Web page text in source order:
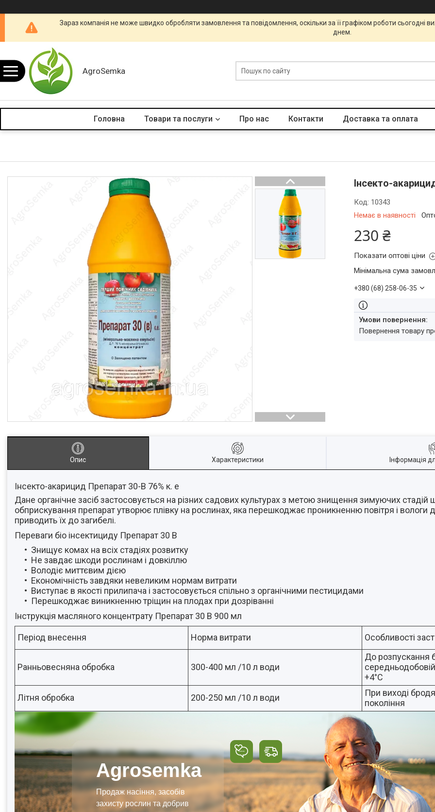
Зараз компанія не може швидко обробляти замовлення та повідомлення, оскільки за її графіком роботи
днем.
AgroSemka
Головна Товари та послуги Про нас Контакти Доставка та оплата
Інсекто-
Немає в наявності
Код: 10343
230 ₴
Показати оптові ціни
Мінімальна сума
+380 (68) 258-06-35
повернення товару
Опис Характеристики Інформація
Інсекто-акарицид Препарат 30-В 76% к. е
Дане органічне засіб застосовується на різних садових культурах з метою знищення зимуючих стадій
обприскування препарат утворює плівку на рослинах, яка перешкоджає проникненню повітря і
приводить їх до загибелі.
Переваги біо інсектициду Препарат 30 В
Знищує комах на всіх стадіях розвитку
Не завдає шкоди рослинам і довкіллю
Володіє миттєвим дією
Економічність завдяки невеликим нормам витрати
Виступає в якості прилипача і застосовується спільно з органічними пестицидами
Перешкоджає виникненню тріщин на плодах при дозріванні
Інструкція масляного концентрату Препарат 30 В 900 мл
Період внесення Норма витрати Особливості
Ранньовесняна обробка 300-400 мл /10 л води
До розпускання
+4°С
Літня обробка
200-250 мл /10 л води
При виході
покоління
Agrosemka
Продаж насіння, засобів
захисту рослин та добрив